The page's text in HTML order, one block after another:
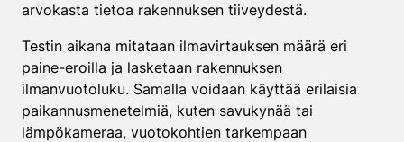
arvokasta tietoa rakennuksen tiiveydestä.
Testin aikana mitataan ilmavirtauksen määrä eri
paine-eroilla ja lasketaan rakennuksen
ilmanvuotoluku. Samalla voidaan käyttää erilaisia
paikannusmenetelmiä, kuten savukynää tai
lämpökameraa, vuotokohtien tarkempaan